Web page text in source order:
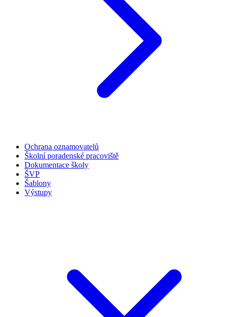
Ochrana oznamovatelů
Školní poradenské pracoviště
Dokumentace školy
ŠVP
Šablony
Výstupy